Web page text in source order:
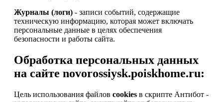
Журналы (логи) - записи событий, содержащие
техническую информацию, которая может включать
персональные данные в целях обеспечения
безопасности и работы сайта.
Обработка персональных данных
на сайте novorossiysk.poiskhome.ru:
Цель использования файлов cookies в скрипте Антибот -